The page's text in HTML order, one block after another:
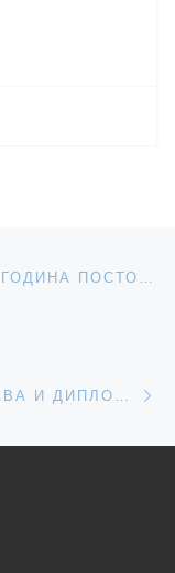
ОБЕЛЕЖЕН ДАН ШКОЛЕ И 167. ГОДИНА ПОСТОЈАЊА